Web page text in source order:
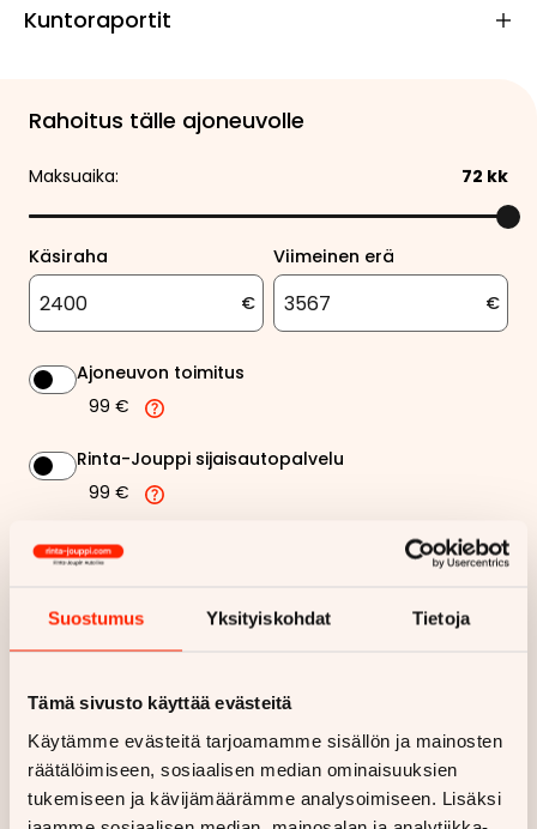
Suostumus Yksityiskohdat Tietoja
Tämä sivusto käyttää evästeitä
Käytämme evästeitä tarjoamamme sisällön ja mainosten
räätälöimiseen, sosiaalisen median ominaisuuksien
tukemiseen ja kävijämäärämme analysoimiseen. Lisäksi
Kuntoraportit
Rahoitus tälle ajoneuvolle
Maksuaika: 72 kk
Käsiraha
€
Viimeinen erä
€
Ajoneuvon toimitus
99 €
Rinta-Jouppi sijaisautopalvelu
99 €
Näytähintaerittely
Haluan myös tarjouksen vakuutuksesta
Hae rahoitustarjous
Rahoituslaskelma on suuntaa antava ja edellyttää hyväksytyn